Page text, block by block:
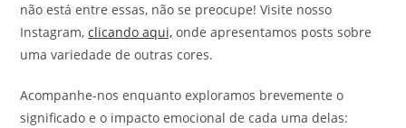
não está entre essas, não se preocupe! Visite nosso
Instagram,clicando aqui, onde apresentamos posts sobre
uma variedade de outras cores.
Acompanhe-nos enquanto exploramos brevemente o
significado e o impacto emocional de cada uma delas: